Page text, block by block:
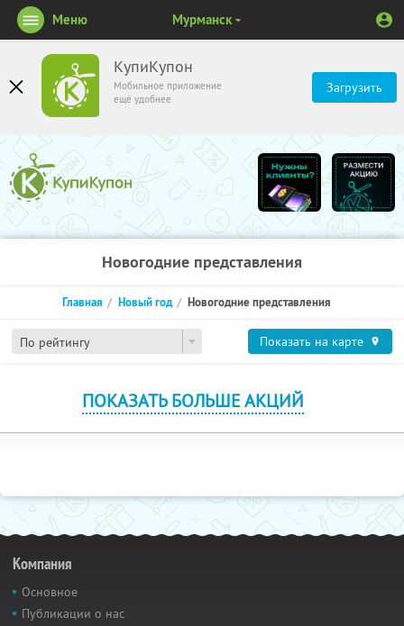
КупиКупон
Мобильное приложение
ещё удобнее
Загрузить
Меню Мурманск
Новогодние представления
По рейтингу
Главная Новый год Новогодние представления
Показать на карте
ПОКАЗАТЬ БОЛЬШЕ АКЦИЙ
Компания
Основное
Публикации о нас